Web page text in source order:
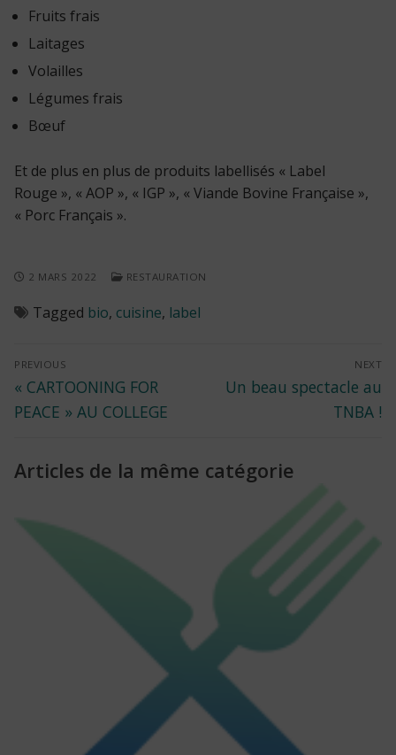
Fruits frais
Laitages
Volailles
Légumes frais
Bœuf
Et de plus en plus de produits labellisés « Label
Rouge », « AOP », « IGP », « Viande Bovine Française »,
« Porc Français ».
2 MARS 2022 RESTAURATION
Tagged bio, cuisine, label
Navigation
de
PREVIOUS
Previous
post:
« CARTOONING FOR
PEACE » AU COLLEGE
NEXT
Next
Un beau spectacle au
TNBA !
Articles de la même catégorie